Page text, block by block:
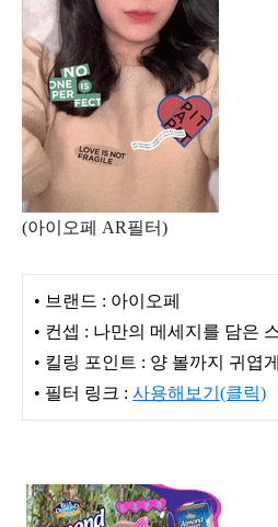
(아이오페 AR필터)
• 브랜드 : 아이오페
• 컨셉 : 나만의 메세지를 담은
• 킬링 포인트 : 양 볼까지 귀엽
• 필터 링크 : 사용해보기(클릭)